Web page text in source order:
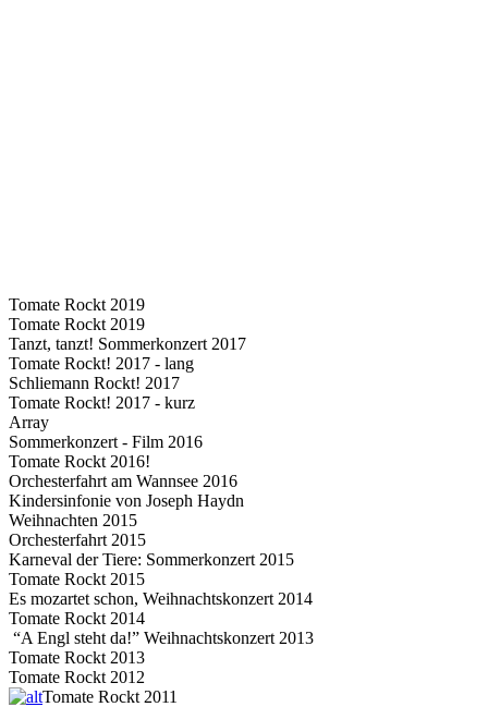
Tomate Rockt 2019
Tomate Rockt 2019
Tanzt, tanzt! Sommerkonzert 2017
Tomate Rockt! 2017 - lang
Schliemann Rockt! 2017
Tomate Rockt! 2017 - kurz
Array
Sommerkonzert - Film 2016
Tomate Rockt 2016!
Orchesterfahrt am Wannsee 2016
Kindersinfonie von Joseph Haydn
Weihnachten 2015
Orchesterfahrt 2015
Karneval der Tiere: Sommerkonzert 2015
Tomate Rockt 2015
Es mozartet schon, Weihnachtskonzert 2014
Tomate Rockt 2014
“A Engl steht da!” Weihnachtskonzert 2013
Tomate Rockt 2013
Tomate Rockt 2012
Tomate Rockt 2011